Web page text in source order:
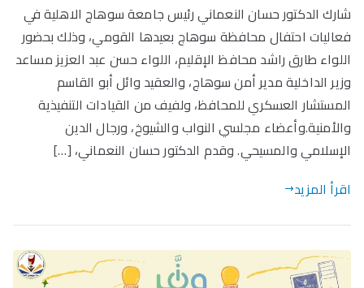
شارك الدكتور حسان النعماني رئيس جامعة سوهاج الاهلية في
فعاليات احتفال محافظة سوهاج بعيدها القومي، وذلك بحضور
اللواء طارق راشد محافظ الإقليم، اللواء حسن عبد العزيز مساعد
وزير الداخلية مدير أمن سوهاج، والعقيد وائل أبو القاسم
المستشار العسكري للمحافظ، ولفيف من القيادات التنفيذية
والأمنية.وأعضاء مجلسي النواب والشيوخ، ورجال الدين
الإسلامي والمسيحي. وقدم الدكتور حسان النعماني، […]
اقرأ المزيد